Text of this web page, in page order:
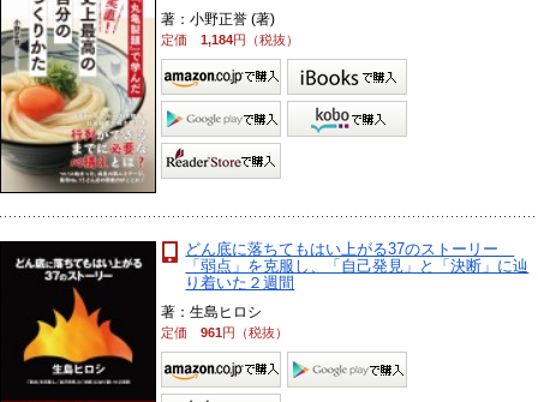
著：小野正誉 (著)
定価1,184円（税抜）
どん底に落ちてもはい上がる37のストーリー
「弱点」を克服し、「自己発見」と「決断」に辿
り着いた２週間
著：生島ヒロシ
定価961円（税抜）